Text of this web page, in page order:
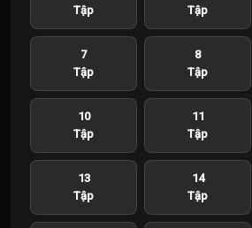
Tập
Tập
7
Tập
8
Tập
10
Tập
11
Tập
13
Tập
14
Tập